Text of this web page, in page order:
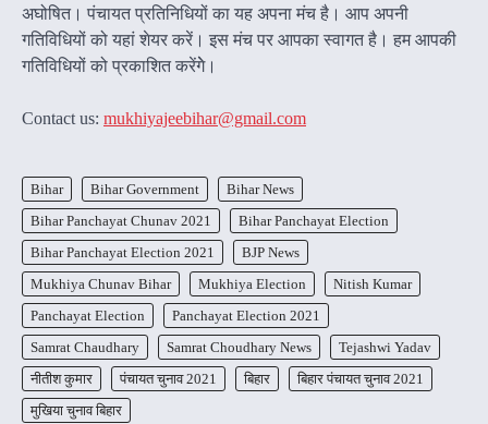
अघोषित। पंचायत प्रतिनिधियों का यह अपना मंच है। आप अपनी
गतिविधियों को यहां शेयर करें। इस मंच पर आपका स्वागत है। हम आपकी
गतिविधियों को प्रकाशित करेंगेे।
Contact us: mukhiyajeebihar@gmail.com
Bihar Bihar Government
Bihar News
Bihar Panchayat Chunav 2021
Bihar Panchayat Election
Bihar Panchayat Election 2021
BJP News
Mukhiya Chunav Bihar
Mukhiya Election
Nitish Kumar
Panchayat Election
Panchayat Election 2021
Samrat Chaudhary
Samrat Choudhary News
Tejashwi Yadav
नीतीश कुमार
पंचायत चुनाव 2021 बिहार
बिहार पंचायत चुनाव 2021
मुखिया चुनाव बिहार